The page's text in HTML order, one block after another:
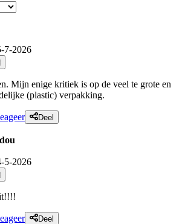
7-2026
Mijn enige kritiek is op de veel te grote en
(plastic) verpakking.
Deel
5-2026
Deel